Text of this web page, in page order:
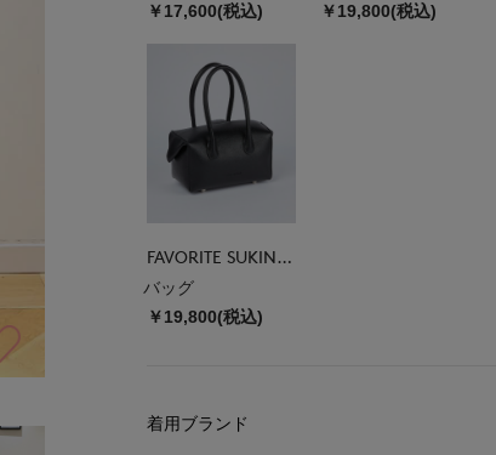
￥17,600(税込) ￥19,800(税込)
FAVORITE SUKINAMONO
バッグ
￥19,800(税込)
着用ブランド